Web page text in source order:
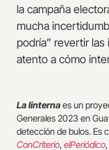
la campaña
mucha
podría” revertir
atento a cómo
La linternaes un
Generales 2023 en
detección de bulos. Es
ConCriterio,elPeriódico,